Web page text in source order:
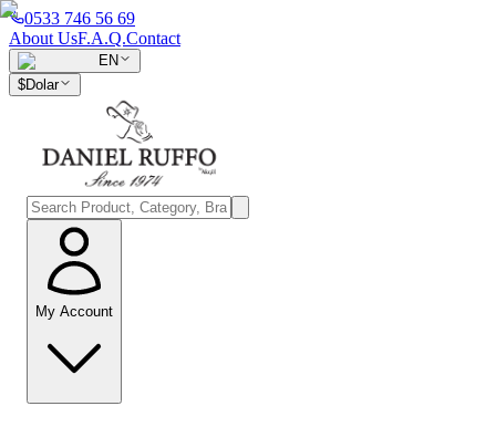
0533 746 56 69
About UsF.A.Q.Contact
EN
$Dolar
My Account